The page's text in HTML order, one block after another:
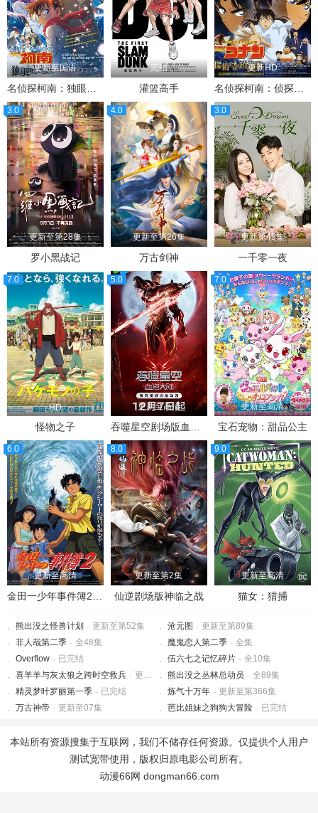
更新至国语 完结
灌篮高手
更新HD
3.0
更新至第28集
罗小黑战记
4.0
更新至第26集
万古剑神
3.0
更新第49集
一千零一夜
7.0
HD
怪物之子
5.0
更新至高清
7.0
更新至高清
宝石宠物：甜品公主
6.0
更新至高清
8.0
更新至第2集
仙逆剧场版神临之战
9.0
更新至高清
猫女：猎捕
熊出没之怪兽计划 - 更新至第52集 沧元图 - 更新至第89集
非人哉第二季 - 全48集 魔鬼恋人第二季 - 全集
Overflow - 已完结 伍六七之记忆碎片 - 全10集
喜羊羊与灰太狼之跨时空救兵 - 更新至第60集 熊出没之丛林总动员 - 全89集
精灵梦叶罗丽第一季 - 已完结 炼气十万年 - 更新至第366集
万古神帝 - 更新至07集 芭比姐妹之狗狗大冒险 - 已完结
本站所有资源搜集于互联网，我们不储存任何资源。仅提供个人用户
测试宽带使用，版权归原电影公司所有。
动漫66网 dongman66.com